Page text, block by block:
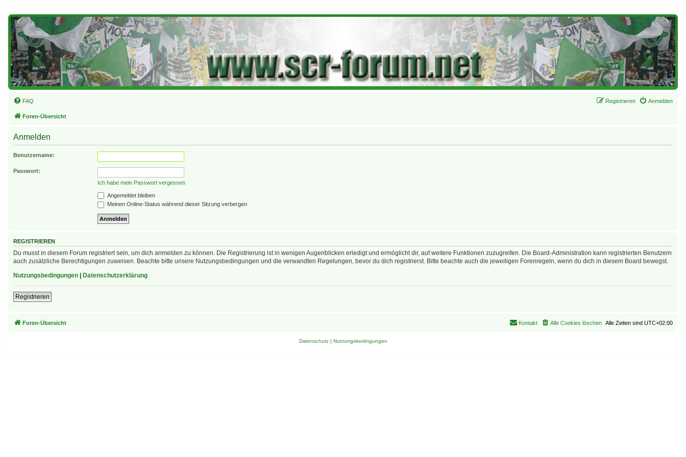
FAQ Anmelden
Registrieren
Foren-Übersicht
Anmelden
Benutzername:
Passwort:
Ich habe mein Passwort vergessen
Angemeldet bleiben
Meinen Online-Status während dieser Sitzung verbergen
REGISTRIEREN
Du musst in diesem Forum registriert sein, um dich anmelden zu können. Die Registrierung ist in wenigen Augenblicken erledigt und ermöglicht dir, auf weitere Funktionen zuzugreifen. Die Board-Administration kann registrierten Benutzern
auch zusätzliche Berechtigungen zuweisen. Beachte bitte unsere Nutzungsbedingungen und die verwandten Regelungen, bevor du dich registrierst. Bitte beachte auch die jeweiligen Forenregeln, wenn du dich in diesem Board bewegst.
Nutzungsbedingungen
Datenschutzerklärung
Registrieren
Foren-Übersicht Alle Zeiten sind UTC+02:00
Alle Cookies löschen
Kontakt
Datenschutz| Nutzungsbedingungen